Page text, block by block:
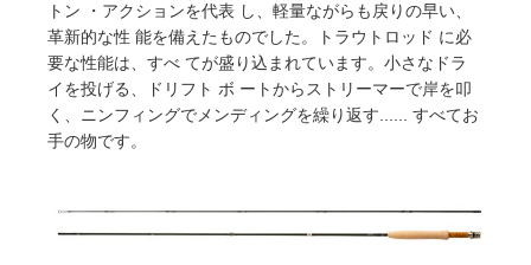
トン ・アクションを代表 し、軽量ながらも戻りの早い、
革新的な性 能を備えたものでした。トラウトロッド に必
要な性能は、すべ てが盛り込まれています。小さなドラ
イを投げる、ドリフト ボ ートからストリーマーで岸を叩
く、ニンフィングでメンディングを繰り返す...... すべてお
手の物です。